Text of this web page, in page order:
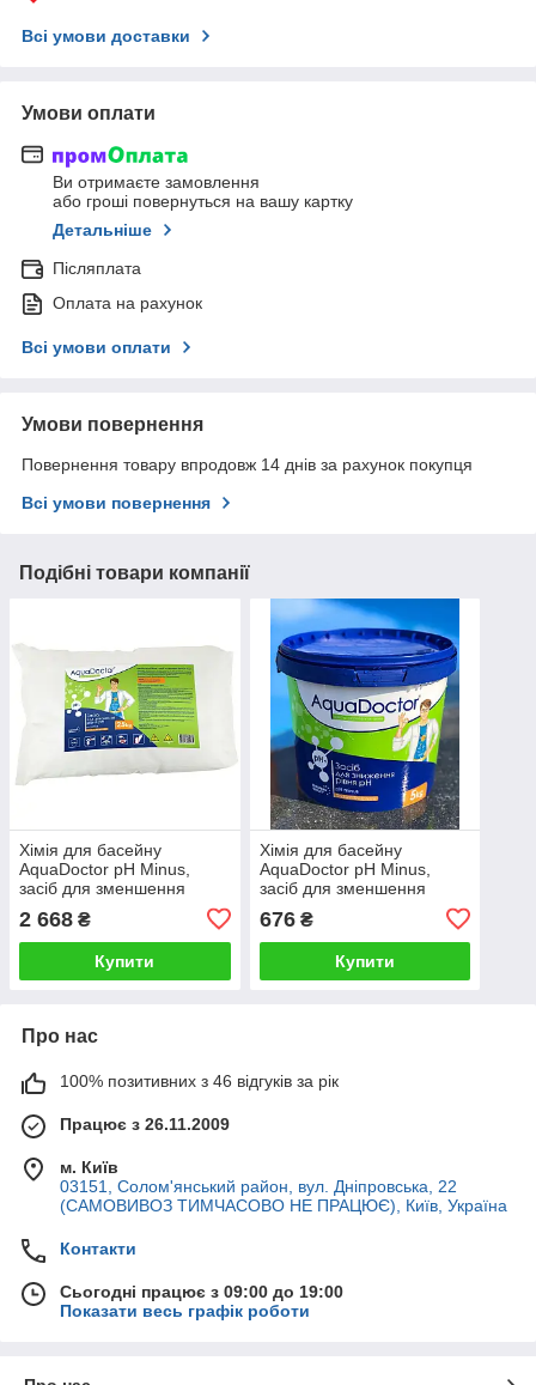
Всі умови доставки
Умови оплати
Ви отримаєте замовлення
або гроші повернуться на вашу картку
Детальніше
Післяплата
Оплата на рахунок
Всі умови оплати
Умови повернення
Повернення товару впродовж 14 днів за рахунок покупця
Всі умови повернення
Подібні товари компанії
Хімія для басейну
AquaDoctor pH Minus,
засіб для зменшення
рівня pH у гранулах (25 кг)
2 668 ₴
Купити
Хімія для басейну
AquaDoctor pH Minus,
засіб для зменшення
рівня pH у гранулах (5 кг)
676₴
Купити
Про нас
100% позитивних з 46 відгуків за рік
Працює з 26.11.2009
м. Київ
03151, Солом'янський район, вул. Дніпровська, 22
(САМОВИВОЗ ТИМЧАСОВО НЕ ПРАЦЮЄ), Київ, Україна
Контакти
Сьогодні працює з 09:00 до 19:00
Показати весь графік роботи